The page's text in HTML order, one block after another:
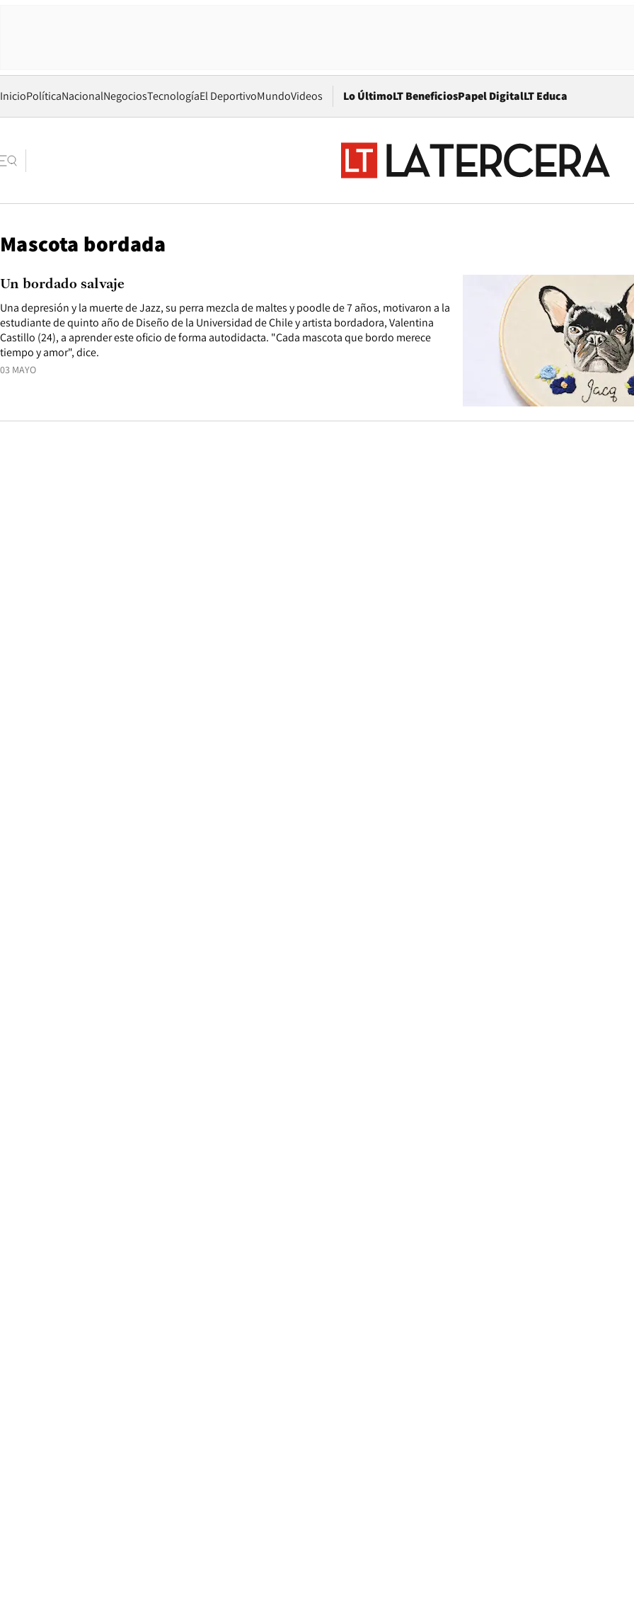
InicioPolíticaNacionalNegociosTecnologíaEl DeportivoMundoVideos Lo ÚltimoLT BeneficiosPapel DigitalOpens in new window
LT Educa
Mascota bordada
03 MAYO
Una depresión y la muerte de Jazz, su perra mezcla de maltes y poodle de 7 años, motivaron a la
estudiante de quinto año de Diseño de la Universidad de Chile y artista bordadora, Valentina
Castillo (24), a aprender este oficio de forma autodidacta. "Cada mascota que bordo merece
tiempo y amor", dice.
Un bordado salvaje